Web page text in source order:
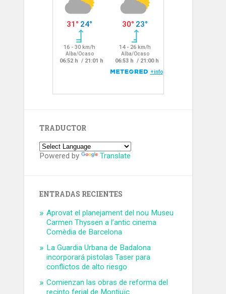
TRADUCTOR
Powered by Translate
ENTRADAS RECIENTES
Aprovat el planejament del nou Museu
Carmen Thyssen a l’antic cinema
Comèdia de Barcelona
La Guardia Urbana de Badalona
incorporará pistolas Taser para
conflictos de alto riesgo
Comienzan las obras de reforma del
recinto ferial de Montjuïc